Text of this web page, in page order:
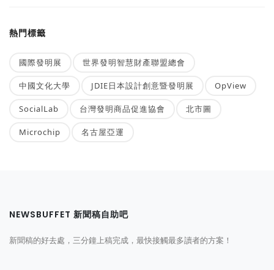
熱門標籤
國際發明展 世界發明智慧財產聯盟總會
中國文化大學 JDIE日本設計創意暨發明展 OpView
SocialLab 台灣發明商品促進協會 北市圖
Microchip 名古屋亞運
NEWSBUFFET 新聞稿自助吧
新聞稿的好去處，三分鐘上稿完成，最快接觸最多讀者的方案！